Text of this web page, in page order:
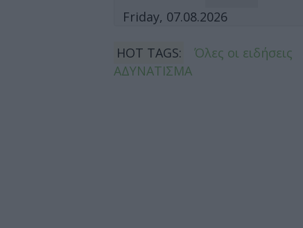
Friday, 07.08.2026
HOT TAGS: Όλες οι ειδήσεις
ΑΔΥΝΑΤΙΣΜΑ